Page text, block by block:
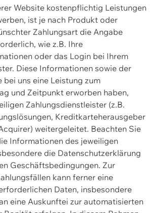
Website kostenpflichtig Leistungen
ist je nach Produkt oder
Zahlungsart die Angabe
wie z.B. Ihre
oder das Login bei Ihrem
Diese Informationen sowie der
bei uns eine Leistung zum
und Zeitpunkt erworben haben,
Zahlungsdienstleister (z.B.
Kreditkarteherausgeber
weitergeleitet. Beachten Sie
Informationen des jeweiligen
die Datenschutzerklärung
Geschäftsbedingungen. Zur
kann ferner eine
Daten, insbesondere
eine Auskunftei zur automatisierten